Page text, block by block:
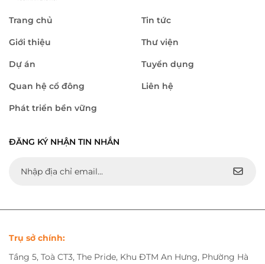
Trang chủ
Giới thiệu
Dự án
Quan hệ cổ đông
Phát triển bền vững
Tin tức
Thư viện
Tuyển dụng
Liên hệ
ĐĂNG KÝ NHẬN TIN NHẮN
Trụ sở chính:
Tầng 5, Toà CT3, The Pride, Khu ĐTM An Hưng, Phường Hà